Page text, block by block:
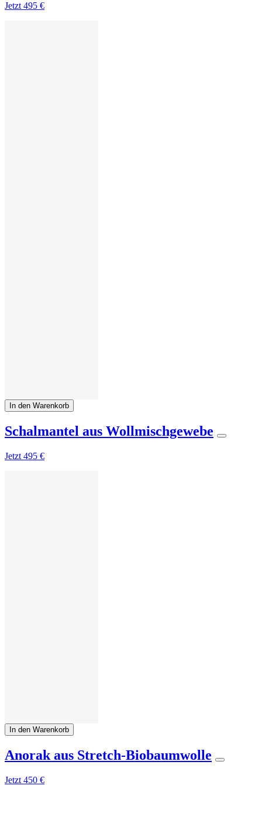
Jetzt 495 €
In den Warenkorb
Schalmantel aus Wollmischgewebe
Jetzt 495 €
In den Warenkorb
Anorak aus Stretch-Biobaumwolle
Jetzt 450 €